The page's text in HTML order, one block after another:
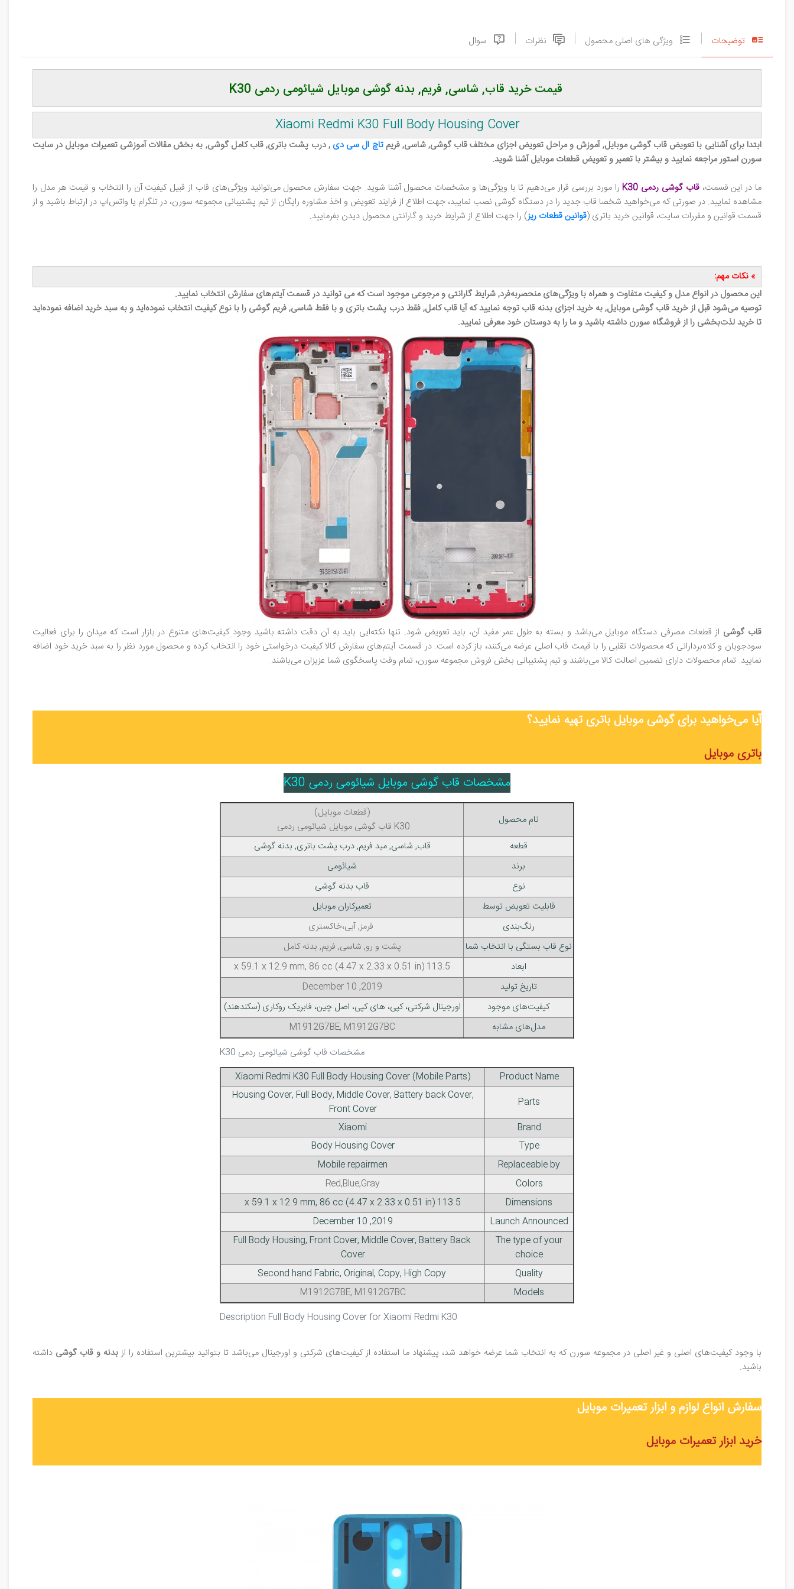
توضیحات ویژگی های اصلی محصول نظرات سوال
قیمت خرید قاب, شاسی, فریم, بدنه گوشی موبایل شیائومی ردمی K30
Xiaomi Redmi K30 Full Body Housing Cover
ابتدا برای آشنایی با تعویض قاب گوشی‌ موبایل, آموزش و مراحل تعویض اجزای مختلف قاب گوشی, شاسی, فریمتاچ ال سی دی , درب پشت باتری, قاب کامل گوشی, به بخش مقالات آموزشی تعمیرات موبایل در سایت
سورن استور مراجعه نمایید و بیشتر با تعمیر و تعویض قطعات موبایل آشنا شوید.
ما در این قسمت،قاب گوشی ردمی K30
را مورد بررسی قرار می‌دهیم تا با ویژگی‌ها و مشخصات محصول آشنا شوید. جهت سفارش محصول می‌توانید ویژگی‌های قاب از قبیل کیفیت آن را انتخاب و قیمت هر مدل را
مشاهده نمایید. در صورتی که می‌خواهید شخصا قاب جدید را در دستگاه گوشی نصب نمایید، جهت اطلاع از فرایند تعویض و اخذ مشاوره رایگان از تیم پشتیبانی مجموعه سورن، در تلگرام یا واتس‌اپ در ارتباط باشید و از
قسمت قوانین و مقررات سایت، قوانین خرید باتری (قوانینقطعات ریز) را جهت اطلاع از شرایط خرید و گارانتی محصول دیدن بفرمایید.
» نکات مهم:
این محصول در انواع مدل و کیفیت متفاوت و همراه با ویژگی‌های منحصر‌به‌فرد, شرایط گارانتی و مرجوعی موجود است که می توانید در قسمت آیتم‌های سفارش انتخاب نمایید.
توصیه می‌شود قبل از خرید قاب گوشی موبایل, به خرید اجزای بدنه قاب توجه نمایید که آیا قاب کامل, فقط درب پشت باتری و با فقط شاسی, فریم گوشی را با نوع کیفیت انتخاب نموده‌اید و به سبد خرید اضافه نموده‌اید
تا خرید لذت‌بخشی را از فروشگاه سورن داشته باشید و ما را به دوستان خود معرفی نمایید.
قاب گوشی از قطعات مصرفی دستگاه موبایل می‌باشد و بسته به طول عمر مفید آن، باید تعویض شود. تنها نکته‌ایی باید به آن دقت داشته باشید وجود کیفیت‌های متنوع در بازار است که میدان را برای فعالیت
سودجویان و کلاه‌بردارانی که محصولات تقلبی را با قیمت قاب اصلی عرضه می‌کنند، باز کرده است. در قسمت آیتم‌های سفارش کالا کیفیت درخواستی خود را انتخاب کرده و محصول مورد نظر را به سبد خرید خود اضافه
نمایید. تمام محصولات دارای تضمین اصالت کالا می‌باشند و تیم پشتیبانی بخش فروش مجموعه سورن، تمام وقت پاسخگوی شما عزیزان می‌باشند.
آیا می‌خواهید برای گوشی موبایلباتریتهیه نمایید؟
باتری موبایل
مشخصات قاب گوشی موبایل شیائومی ردمی K30
مشخصات قاب گوشی شیائومی ردمی K30
نام محصول
(قطعات موبایل)
قاب گوشی موبایل شیائومی ردمی K30
قطعه
قاب, شاسی, مید فریم, درب پشت باتری, بدنه گوشی
برند
شیائومی
نوع
قاب بدنه گوشی
قابلیت تعویض توسط
تعمیرکاران موبایل
رنگ‌بندی
قرمز, آبی،خاکستری
نوع قاب بستگی با انتخاب شما
پشت و رو, شاسی, فریم, بدنه کامل
ابعاد
113.5 x 59.1 x 12.9 mm, 86 cc (4.47 x 2.33 x 0.51 in)
تاریخ تولید
2019, December 10
کیفیت‌های موجود
اورجینال شرکتی، کپی، های کپی، اصل چین، فابریک روکاری (سکند‌هند)
مدل‌های مشابه
M1912G7BE, M1912G7BC
Product Name
Xiaomi Redmi K30 Full Body Housing Cover (Mobile Parts)
Parts
Housing Cover, Full Body, Middle Cover, Battery back Cover,
Front Cover
Brand
Xiaomi
Type
Body Housing Cover
Replaceable by
Mobile repairmen
Colors
Red,Blue,Gray
Dimensions
113.5 x 59.1 x 12.9 mm, 86 cc (4.47 x 2.33 x 0.51 in)
Launch Announced
2019, December 10
The type of your
choice
Full Body Housing, Front Cover, Middle Cover, Battery Back
Cover
Quality
Second hand Fabric, Original, Copy, High Copy
Models
M1912G7BE, M1912G7BC
با وجود کیفیت‌های اصلی و غیر اصلی در مجموعه سورن که به انتخاب شما عرضه خواهد شد، پیشنهاد ما استفاده از کیفیت‌های شرکتی و اورجینال می‌باشد تا بتوانید بیشترین استفاده را از بدنه و قاب گوشی داشته
باشید.
سفارش انواع لوازم و ابزار تعمیرات موبایل
خرید ابزار تعمیرات موبایل